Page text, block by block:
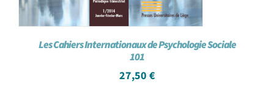
Les Cahiers Internationaux de Psychologie Sociale
101
27,50 €